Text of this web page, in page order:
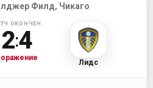
Филд, Чикаго
ОКОНЧЕН
2:4
Лидс